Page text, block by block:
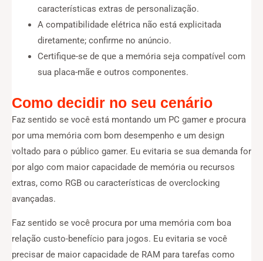
características extras de personalização.
A compatibilidade elétrica não está explicitada
diretamente; confirme no anúncio.
Certifique-se de que a memória seja compatível com
sua placa-mãe e outros componentes.
Como decidir no seu cenário
Faz sentido se você está montando um PC gamer e procura
por uma memória com bom desempenho e um design
voltado para o público gamer. Eu evitaria se sua demanda for
por algo com maior capacidade de memória ou recursos
extras, como RGB ou características de overclocking
avançadas.
Faz sentido se você procura por uma memória com boa
relação custo-benefício para jogos. Eu evitaria se você
precisar de maior capacidade de RAM para tarefas como